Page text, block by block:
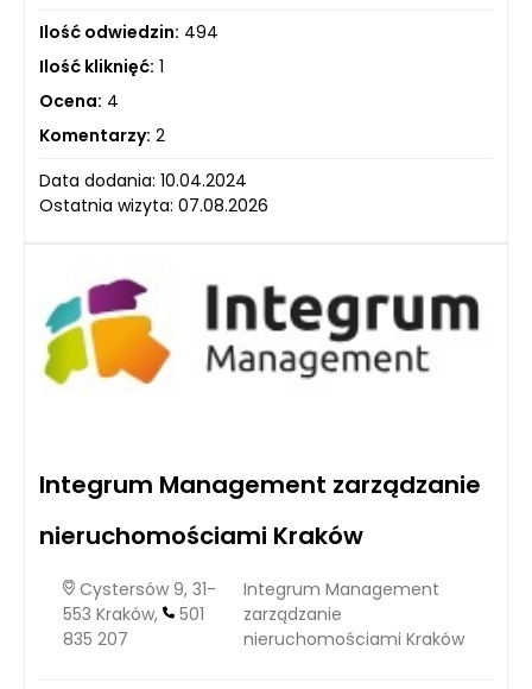
Ilość odwiedzin: 494
Ilość kliknięć: 1
Ocena: 4
Komentarzy: 2
Data dodania: 10.04.2024
Ostatnia wizyta: 07.08.2026
Integrum Management zarządzanie
nieruchomościami Kraków
Cystersów 9, 31-
553 Kraków,
501
835 207
Integrum Management
zarządzanie
nieruchomościami Kraków